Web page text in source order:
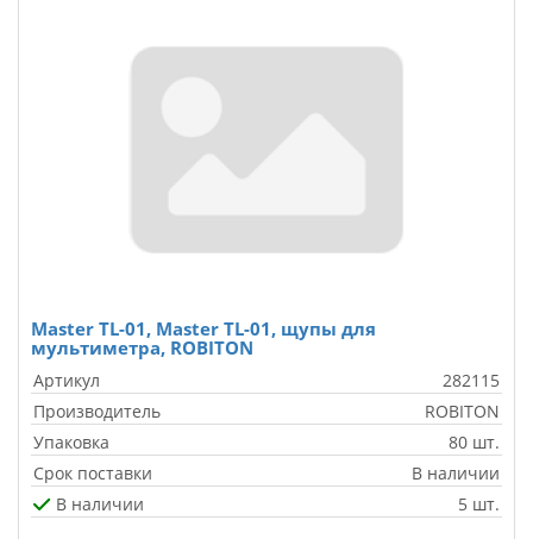
Master TL-01, Master TL-01, щупы для
мультиметра, ROBITON
Артикул
282115
Производитель
ROBITON
Упаковка
80 шт.
Срок поставки
В наличии
В наличии
5 шт.